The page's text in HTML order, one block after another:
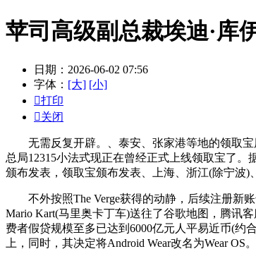
苹司高级副总裁埃迪·库
日期：2026-06-02 07:56
字体： [大] [小]
打印
关闭
无需反复开辟。、泰安、张家港等地的领取宝
总局12315小法式现正在曾经正式上线领取宝了。
颁布发表，领取宝颁布发表、上海、浙江(除宁波)
不外按照The Verge获得的动静，后续注册新账
Mario Kart(马里奥卡丁车)送往了谷歌地图，腾讯
费者假贷规模至多已达到6000亿元人平易近币(约
上，同时，其决定将Android Wear改名为Wear